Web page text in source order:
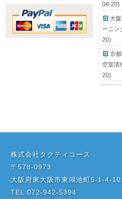
08-20)
大
ーニン
20)
京
空室清
20)
株式会社タクティコース
〒578-0973
大阪府東大阪市東鴻池町5-1-4-
TEL:072-942-5394